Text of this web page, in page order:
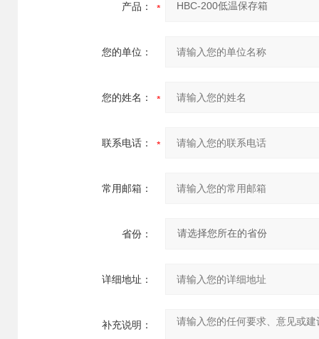
产品：
您的单位：
您的姓名：
联系电话：
常用邮箱：
省份：
详细地址：
补充说明：